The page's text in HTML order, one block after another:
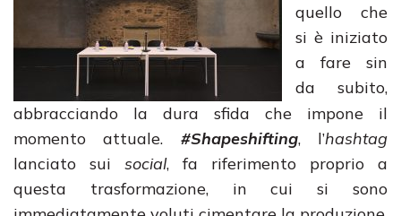
quello che
si è iniziato
a fare sin
da subito,
abbracciando la dura sfida che impone il
momento attuale. #Shapeshifting, l’hashtag
lanciato sui social, fa riferimento proprio a
questa trasformazione, in cui si sono